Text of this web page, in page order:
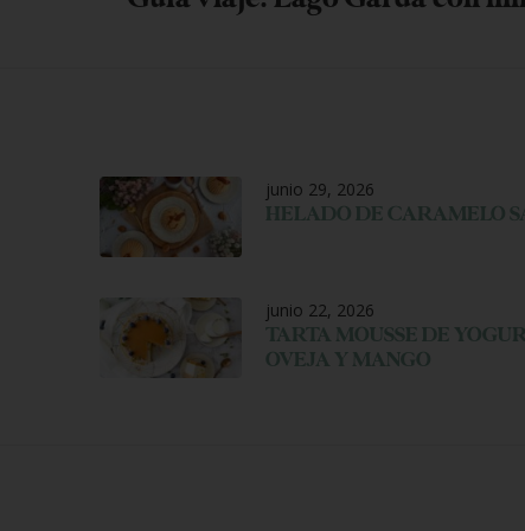
junio 29, 2026
HELADO DE CARAMELO
junio 22, 2026
TARTA MOUSSE DE
OVEJA Y MANGO